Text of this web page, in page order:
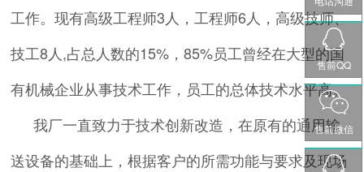
工作。现有高级工程师3人，工程师6人，高级技师、
技工8人,占总人数的15%，85%员工曾经在大型的国
有机械企业从事技术工作，员工的总体技术水平高。
我厂一直致力于技术创新改造，在原有的通用输
送设备的基础上，根据客户的所需功能与要求及现场
售前QQ
售前微信